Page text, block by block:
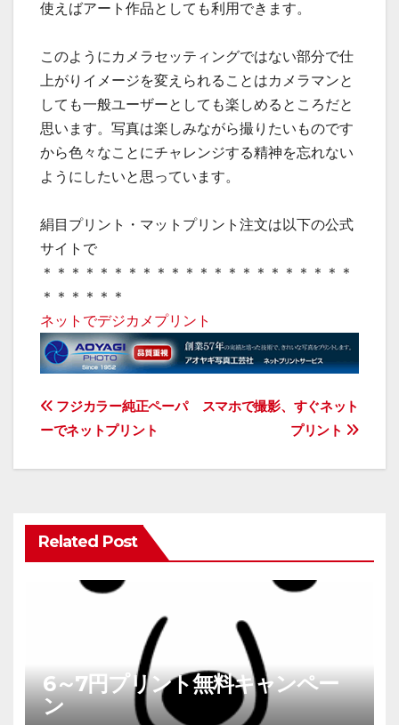
使えばアート作品としても利用できます。
このようにカメラセッティングではない部分で仕
上がりイメージを変えられることはカメラマンと
しても一般ユーザーとしても楽しめるところだと
思います。写真は楽しみながら撮りたいものです
から色々なことにチャレンジする精神を忘れない
ようにしたいと思っています。
絹目プリント・マットプリント注文は以下の公式
サイトで
＊＊＊＊＊＊＊＊＊＊＊＊＊＊＊＊＊＊＊＊＊＊
＊＊＊＊＊＊
ネットでデジカメプリント
投
稿
ビ
シ
ョ
スマホで撮影、すぐネット
プリント
フジカラー純正ペーパ
ーでネットプリント
Related Post
6～7円プリント無料キャンペー
ン